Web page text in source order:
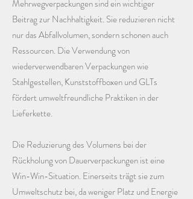
Mehrwegverpackungen sind ein wichtiger
Beitrag zur Nachhaltigkeit. Sie reduzieren nicht
nur das Abfallvolumen, sondern schonen auch
Ressourcen. Die Verwendung von
wiederverwendbaren Verpackungen wie
Stahlgestellen, Kunststoffboxen und GLTs
fördert umweltfreundliche Praktiken in der
Lieferkette.
Die Reduzierung des Volumens bei der
Rückholung von Dauerverpackungen ist eine
Win-Win-Situation. Einerseits trägt sie zum
Umweltschutz bei, da weniger Platz und Energie